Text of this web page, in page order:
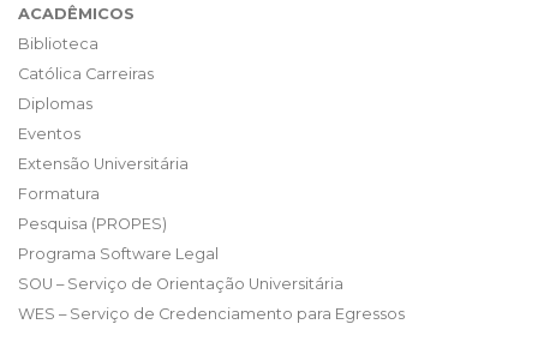
ACADÊMICOS
Biblioteca
Católica Carreiras
Diplomas
Eventos
Extensão Universitária
Formatura
Pesquisa (PROPES)
Programa Software Legal
SOU – Serviço de Orientação Universitária
WES – Serviço de Credenciamento para Egressos